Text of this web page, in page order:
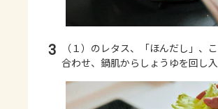
3
（１）のレタス、「ほんだし」、
合わせ、鍋肌からしょうゆを回し入